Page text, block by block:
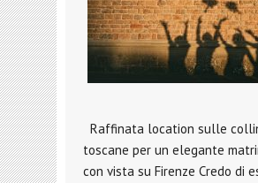
Raffinata location sulle
toscane per un elegante
con vista su Firenze Credo di